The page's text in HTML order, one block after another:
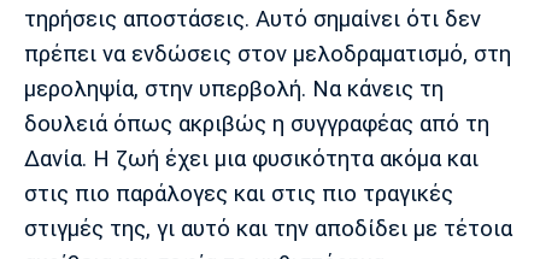
Μονακό
Αστέρας
τηρήσεις αποστάσεις. Αυτό σημαίνει ότι δεν
πρέπει να ενδώσεις στον μελοδραματισμό, στη
μεροληψία, στην υπερβολή. Να κάνεις τη
δουλειά όπως ακριβώς η συγγραφέας από τη
Δανία. Η ζωή έχει μια φυσικότητα ακόμα και
στις πιο παράλογες και στις πιο τραγικές
στιγμές της, γι αυτό και την αποδίδει με τέτοια